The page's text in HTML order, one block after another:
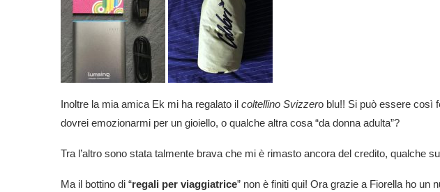
Inoltre la mia amica Ek mi ha regalato il coltellino Svizzero blu!! Si può essere così
dovrei emozionarmi per un gioiello, o qualche altra cosa “da donna adulta”?
Tra l’altro sono stata talmente brava che mi è rimasto ancora del credito, qualche
Ma il bottino di “regali per viaggiatrice” non è finiti qui! Ora grazie a Fiorella ho un